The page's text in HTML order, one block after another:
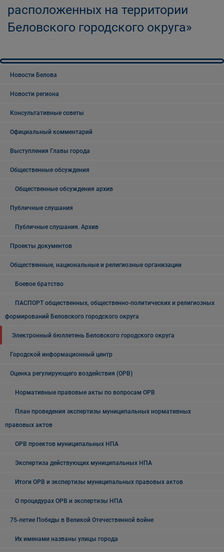
расположенных на территории
Беловского городского округа»
Новости Белова
Новости региона
Консультативные советы
Официальный комментарий
Выступления Главы города
Общественные обсуждения
Общественные обсуждения архив
Публичные слушания
Публичные слушания. Архив
Проекты документов
Общественные, национальные и религиозные организации
Боевое братство
ПАСПОРТ общественных, общественно-политических и религиозных
формирований Беловского городского округа
Электронный бюллетень Беловского городского округа
Городской информационный центр
Оценка регулирующего воздействия (ОРВ)
Нормативные правовые акты по вопросам ОРВ
План проведения экспертизы муниципальных нормативных
правовых актов
ОРВ проектов муниципальных НПА
Экспертиза действующих муниципальных НПА
Итоги ОРВ и экспертизы муниципальных правовых актов
О процедурах ОРВ и экспертизы НПА
75-летие Победы в Великой Отечественной войне
Их именами названы улицы города